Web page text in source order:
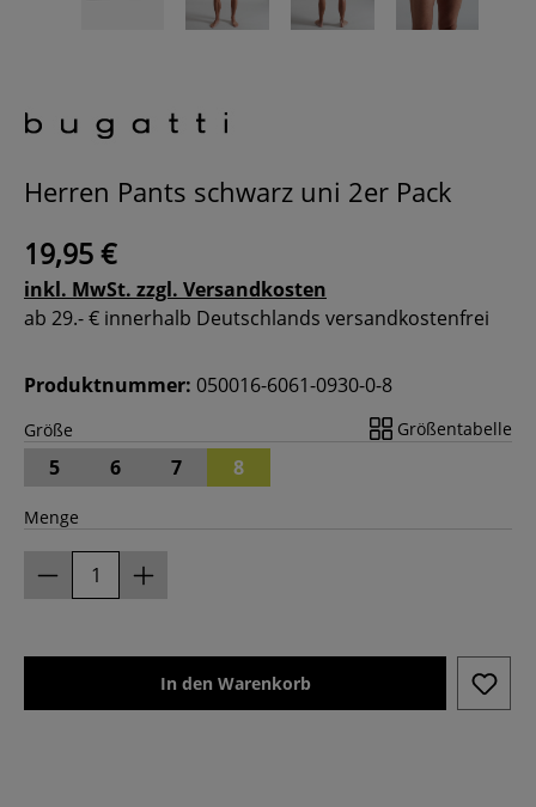
Herren Pants schwarz uni 2er Pack
19,95 €
inkl. MwSt. zzgl. Versandkosten
ab 29.- € innerhalb Deutschlands versandkostenfrei
Produktnummer: 050016-6061-0930-0-8
Größe Größentabelle
5 6 7 8
Menge
In den Warenkorb